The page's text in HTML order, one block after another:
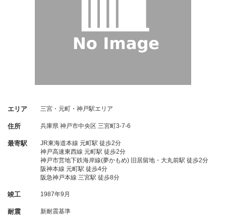
エリア 三宮・元町・神戸駅エリア
住所 兵庫県 神戸市中央区 三宮町3-7-6
最寄駅
JR東海道本線 元町駅 徒歩2分
神戸高速東西線 元町駅 徒歩2分
神戸市営地下鉄海岸線(夢かもめ) 旧居留地・大丸前駅 徒歩2分
阪神本線 元町駅 徒歩4分
阪急神戸本線 三宮駅 徒歩8分
竣工 1987年9月
耐震 新耐震基準